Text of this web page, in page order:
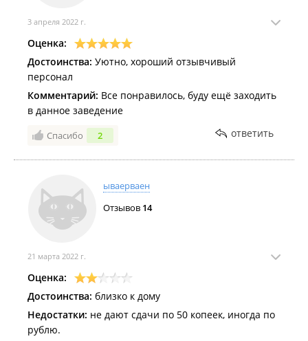
3 апреля 2022 г.
Оценка:
Достоинства: Уютно, хороший отзывчивый
персонал
Комментарий: Все понравилось, буду ещё заходить
в данное заведение
Спасибо 2 ответить
ываерваен
Отзывов 14
21 марта 2022 г.
Оценка:
Достоинства: близко к дому
Недостатки: не дают сдачи по 50 копеек, иногда по
рублю.